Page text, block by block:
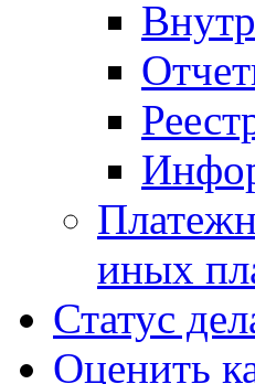
иных
Статус
Оценить